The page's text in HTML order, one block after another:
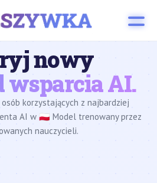
nowy
wsparcia AI.
osób korzystających z najbardziej
AI w 🇵🇱 Model trenowany przez
nauczycieli.